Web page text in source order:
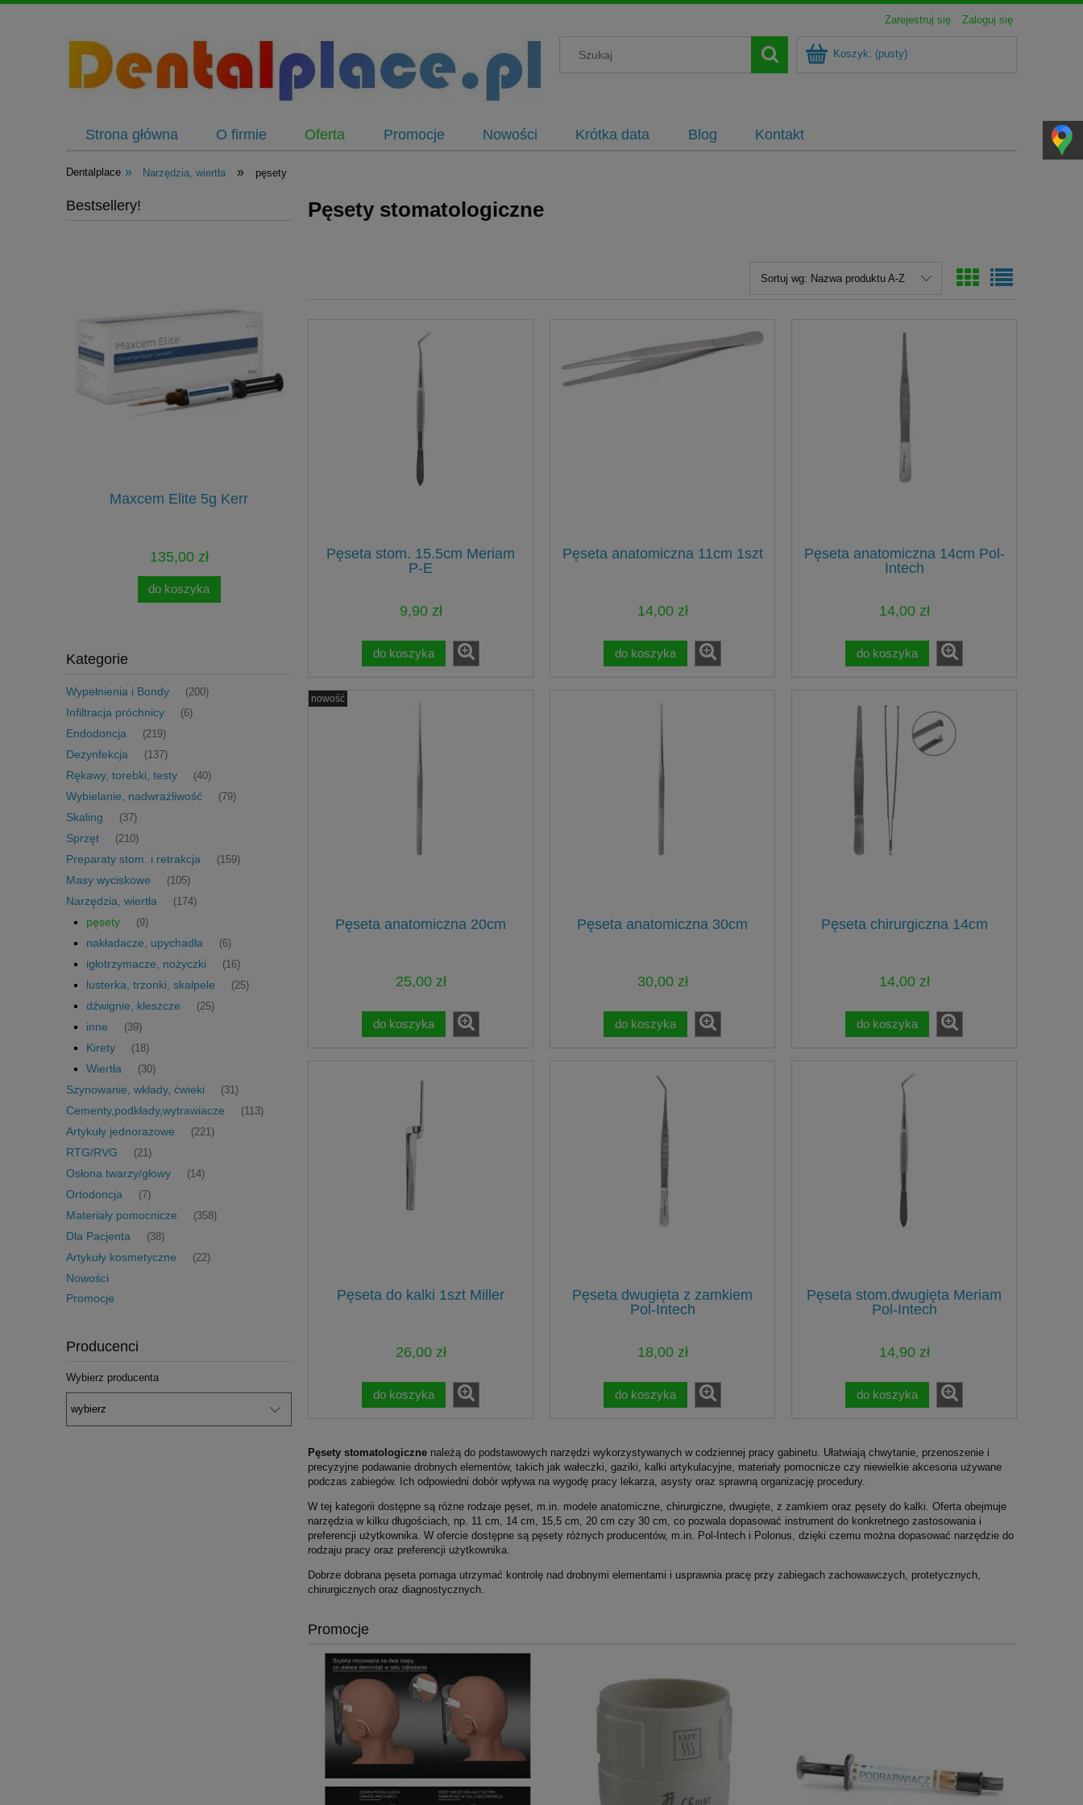
Zarejestruj się Zaloguj się
Koszyk: (pusty)
Strona główna O firmie Oferta Promocje Nowości Krótka data Blog Kontakt
Dentalplace » Narzędzia, wiertła » pęsety
Bestsellery!
Maxcem Elite 5g Kerr
135,00 zł
do koszyka
392,00 zł 149,00 zł 39,00 zł
Kategorie
Wypełnienia i Bondy (200)
Infiltracja próchnicy (6)
Endodoncja (219)
Dezynfekcja (137)
Rękawy, torebki, testy (40)
Wybielanie, nadwrażliwość (79)
Skaling (37)
Sprzęt (210)
Preparaty stom. i retrakcja (159)
Masy wyciskowe (105)
Narzędzia, wiertła (174)
pęsety (9)
nakładacze, upychadła (6)
igłotrzymacze, nożyczki (16)
lusterka, trzonki, skalpele (25)
dźwignie, kleszcze (25)
inne (39)
Kirety (18)
Wiertła (30)
Szynowanie, wkłady, ćwieki (31)
Cementy,podkłady,wytrawiacze (113)
Artykuły jednorazowe (221)
RTG/RVG (21)
Osłona twarzy/głowy (14)
Ortodoncja (7)
Materiały pomocnicze (358)
Dla Pacjenta (38)
Artykuły kosmetyczne (22)
Nowości
Promocje
Producenci
Wybierz producenta
Pęsety stomatologiczne
Sortuj wg: Nazwa produktu A-Z
Pęseta stom. 15.5cm Meriam
P-E
9,90 zł
do koszyka
Pęseta anatomiczna 11cm 1szt
14,00 zł
do koszyka
Pęseta anatomiczna 14cm Pol-
Intech
14,00 zł
do koszyka
Pęseta anatomiczna 20cm
25,00 zł
do koszyka
nowość
Pęseta anatomiczna 30cm
30,00 zł
do koszyka
Pęseta chirurgiczna 14cm
14,00 zł
do koszyka
Pęseta do kalki 1szt Miller
26,00 zł
do koszyka
Pęseta dwugięta z zamkiem
Pol-Intech
18,00 zł
do koszyka
Pęseta stom.dwugięta Meriam
Pol-Intech
14,90 zł
do koszyka
Pęsety stomatologiczne należą do podstawowych narzędzi wykorzystywanych w codziennej pracy gabinetu. Ułatwiają chwytanie, przenoszenie i
precyzyjne podawanie drobnych elementów, takich jak wałeczki, gaziki, kalki artykulacyjne, materiały pomocnicze czy niewielkie akcesoria używane
podczas zabiegów. Ich odpowiedni dobór wpływa na wygodę pracy lekarza, asysty oraz sprawną organizację procedury.
W tej kategorii dostępne są różne rodzaje pęset, m.in. modele anatomiczne, chirurgiczne, dwugięte, z zamkiem oraz pęsety do kalki. Oferta obejmuje
narzędzia w kilku długościach, np. 11 cm, 14 cm, 15,5 cm, 20 cm czy 30 cm, co pozwala dopasować instrument do konkretnego zastosowania i
preferencji użytkownika. W ofercie dostępne są pęsety różnych producentów, m.in. Pol-Intech i Polonus, dzięki czemu można dopasować narzędzie do
rodzaju pracy oraz preferencji użytkownika.
Dobrze dobrana pęseta pomaga utrzymać kontrolę nad drobnymi elementami i usprawnia pracę przy zabiegach zachowawczych, protetycznych,
chirurgicznych oraz diagnostycznych.
Promocje